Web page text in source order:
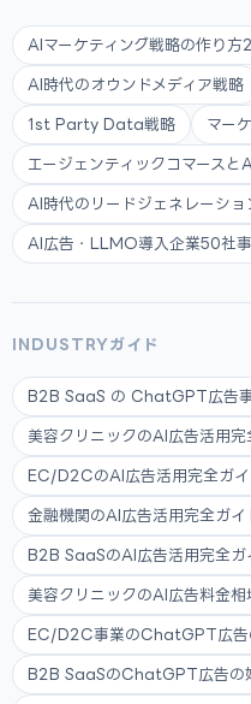
AIマーケティング戦略の作り
AI時代のオウンドメディア戦略
1st Party Data戦略 マー
エージェンティックコマースと
AI時代のリードジェネレーショ
AI広告・LLMO導入企業50社
INDUSTRYガイド
B2B SaaS の ChatGPT広告
美容クリニックのAI広告活用完
EC/D2CのAI広告活用完全ガイ
金融機関のAI広告活用完全ガイ
B2B SaaSのAI広告活用完全ガ
美容クリニックのAI広告料金
EC/D2C事業のChatGPT広告
B2B SaaSのChatGPT広告の